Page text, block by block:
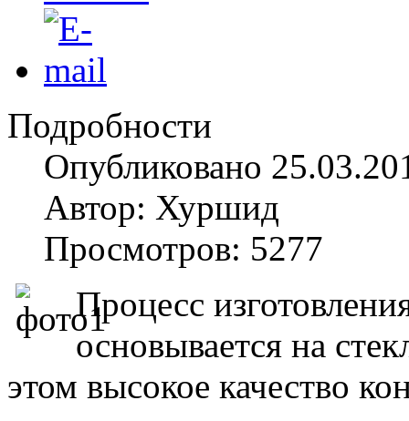
Подробности
Опубликовано
Автор: Хуршид
Просмотров: 5277
Процесс
основывается на
этом высокое качество